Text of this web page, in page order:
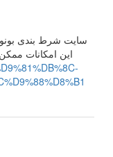
سایت شرط بندی
این امکانات